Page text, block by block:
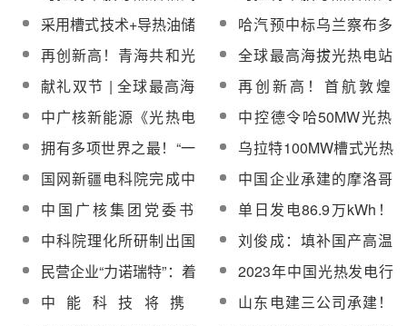
枢纽项目导热油重新招
标
能源供应项目导热油泵
招标
100MW光热发电项目常
规岛保运服务中标候选
人公示
100MW光热发电项目常
规岛保运服务招标
采用槽式技术+导热油储
热！巴西首座光热发电
项目投运
哈汽预中标乌兰察布多
源蓄热式压缩空气能量
枢纽项目换热器、导热
油储罐设备
再创新高！青海共和光
热电站年度累计发电量
突破5000万千瓦时！
全球最高海拔光热电站
项目主厂房钢结构吊装
完成
献礼双节 | 全球最高海
拔光热电站项目顺利完
成重要节点目标！
再创新高！首航敦煌
100MW光热电站9月份
发电3192万度，同比增
长51%
中广核新能源《光热电
站用直射辐照资源测量
和数据分析研究》光热
电站典型年TMY计算软
件开发服务询价
中控德令哈50MW光热
电站2023年前三季度发
电量超1亿度
拥有多项世界之最！“一
带一路”上的首朵光热电
站“太阳花”在撒哈拉沙漠
深处盛开
乌拉特100MW槽式光热
电站1~9月发电量达2.78
亿
国网新疆电科院完成中
电淖毛湖光热电站1号机
电气涉网试验
中国企业承建的摩洛哥
努奥三期150兆瓦光热
电站投产运营整整5周年
中国广核集团党委书
记、董事长杨长利一行
调研青海中控德令哈
50MW光热电站
单日发电86.9万kWh！
中电工程哈密50MW光
热电站再创新记录！
中科院理化所研制出国
际首套百千瓦级自由活
塞热声斯特林发电系统
刘俊成：填补国产高温
热媒在商业化光热发电
上的空白
民营企业“力诺瑞特”：着
力太阳能光热系统创
新，引领清洁能源新风
2023年中国光热发电行
业发展现状：政策全力
支持，行业进入发展快
中能科技将携
山东电建三公司承建！